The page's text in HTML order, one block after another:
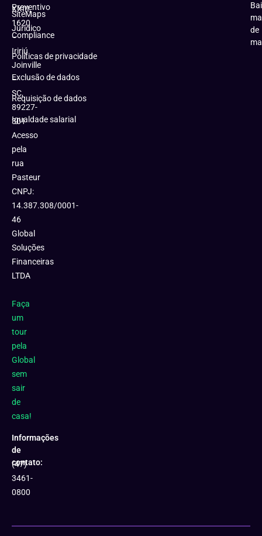
XXIII,
1620
–
Iririú
Joinville
–
SC,
89227-
301
Acesso
pela
rua
Pasteur
CNPJ:
14.387.308/0001-
46
Global
Soluções
Financeiras
LTDA
Faça
um
tour
pela
Global
sem
sair
de
casa!
Informações
de
contato:
(47)
3461-
0800
Preventivo
Jurídico
SiteMaps
Compliance
Políticas de privacidade
Exclusão de dados
Requisição de dados
Igualdade salarial
de